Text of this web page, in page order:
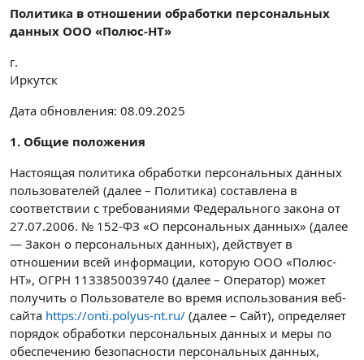
Политика в отношении обработки персональных
данных ООО «Полюс-НТ»
г.
Иркутск
Дата обновления: 08.09.2025
1. Общие положения
Настоящая политика обработки персональных данных
пользователей (далее – Политика) составлена в
соответствии с требованиями Федерального закона от
27.07.2006. № 152-ФЗ «О персональных данных» (далее
— Закон о персональных данных), действует в
отношении всей информации, которую ООО «Полюс-
НТ», ОГРН 1133850039740 (далее – Оператор) может
получить о Пользователе во время использования веб-
сайта https://onti.polyus-nt.ru/ (далее – Сайт), определяет
порядок обработки персональных данных и меры по
обеспечению безопасности персональных данных,